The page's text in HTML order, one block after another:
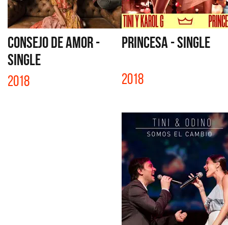
CONSEJO DE AMOR -
SINGLE
2018
PRINCESA - SINGLE
2018